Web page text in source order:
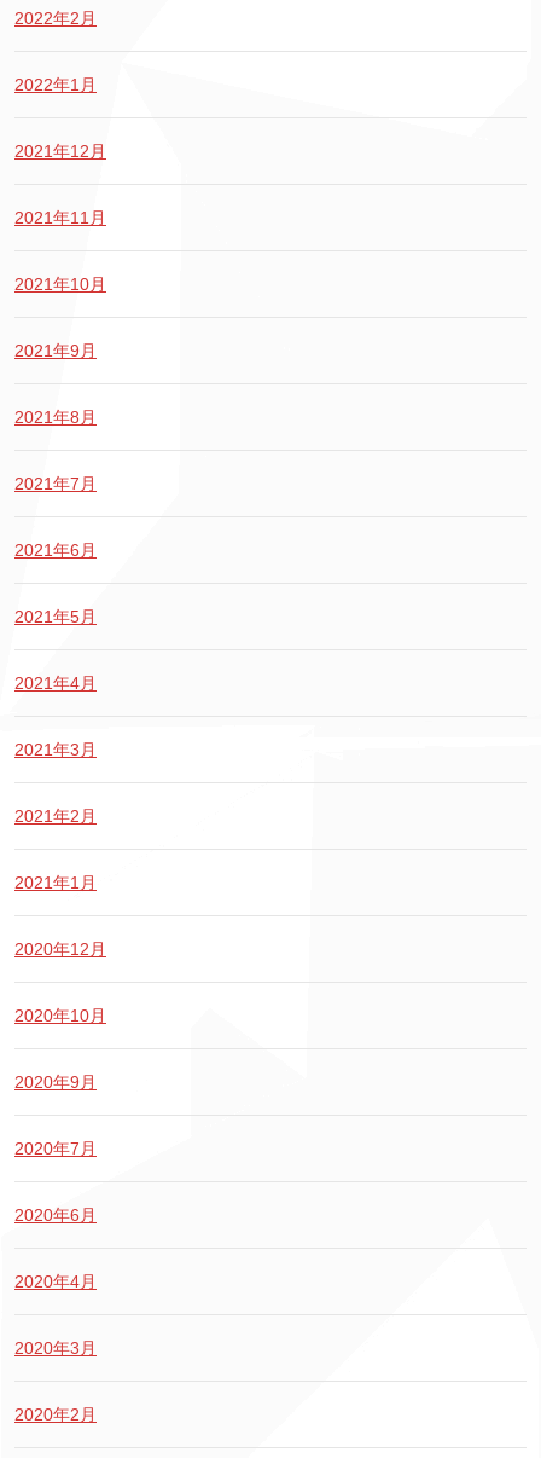
2022年2月
2022年1月
2021年12月
2021年11月
2021年10月
2021年9月
2021年8月
2021年7月
2021年6月
2021年5月
2021年4月
2021年3月
2021年2月
2021年1月
2020年12月
2020年10月
2020年9月
2020年7月
2020年6月
2020年4月
2020年3月
2020年2月